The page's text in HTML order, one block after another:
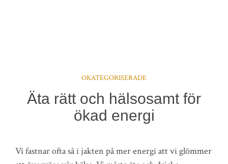
OKATEGORISERADE
Äta rätt och hälsosamt för
ökad energi
Vi fastnar ofta så i jakten på mer energi att vi glömmer